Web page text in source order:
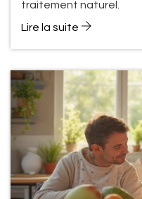
traitement naturel.
Lire la suite